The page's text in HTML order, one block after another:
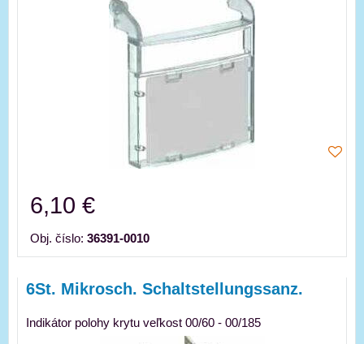
6,10 €
Obj. číslo: 36391-0010
6St. Mikrosch. Schaltstellungssanz.
Indikátor polohy krytu veľkost 00/60 - 00/185